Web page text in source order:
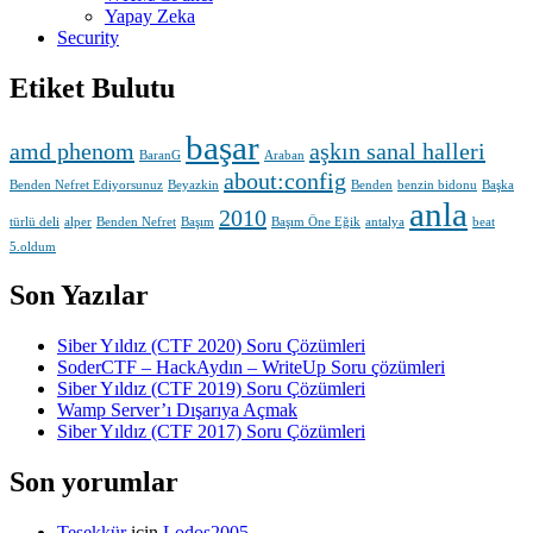
Yapay Zeka
Security
Etiket Bulutu
amd phenom BaranG başar Araban aşkın sanal halleri
Benden Nefret Ediyorsunuz Beyazkin about:config Benden benzin bidonu Başka
türlü deli alper Benden Nefret Başım 2010 Başım Öne Eğik antalya anla beat
5.oldum
Son Yazılar
Siber Yıldız (CTF 2020) Soru Çözümleri
SoderCTF – HackAydın – WriteUp Soru çözümleri
Siber Yıldız (CTF 2019) Soru Çözümleri
Wamp Server’ı Dışarıya Açmak
Siber Yıldız (CTF 2017) Soru Çözümleri
Son yorumlar